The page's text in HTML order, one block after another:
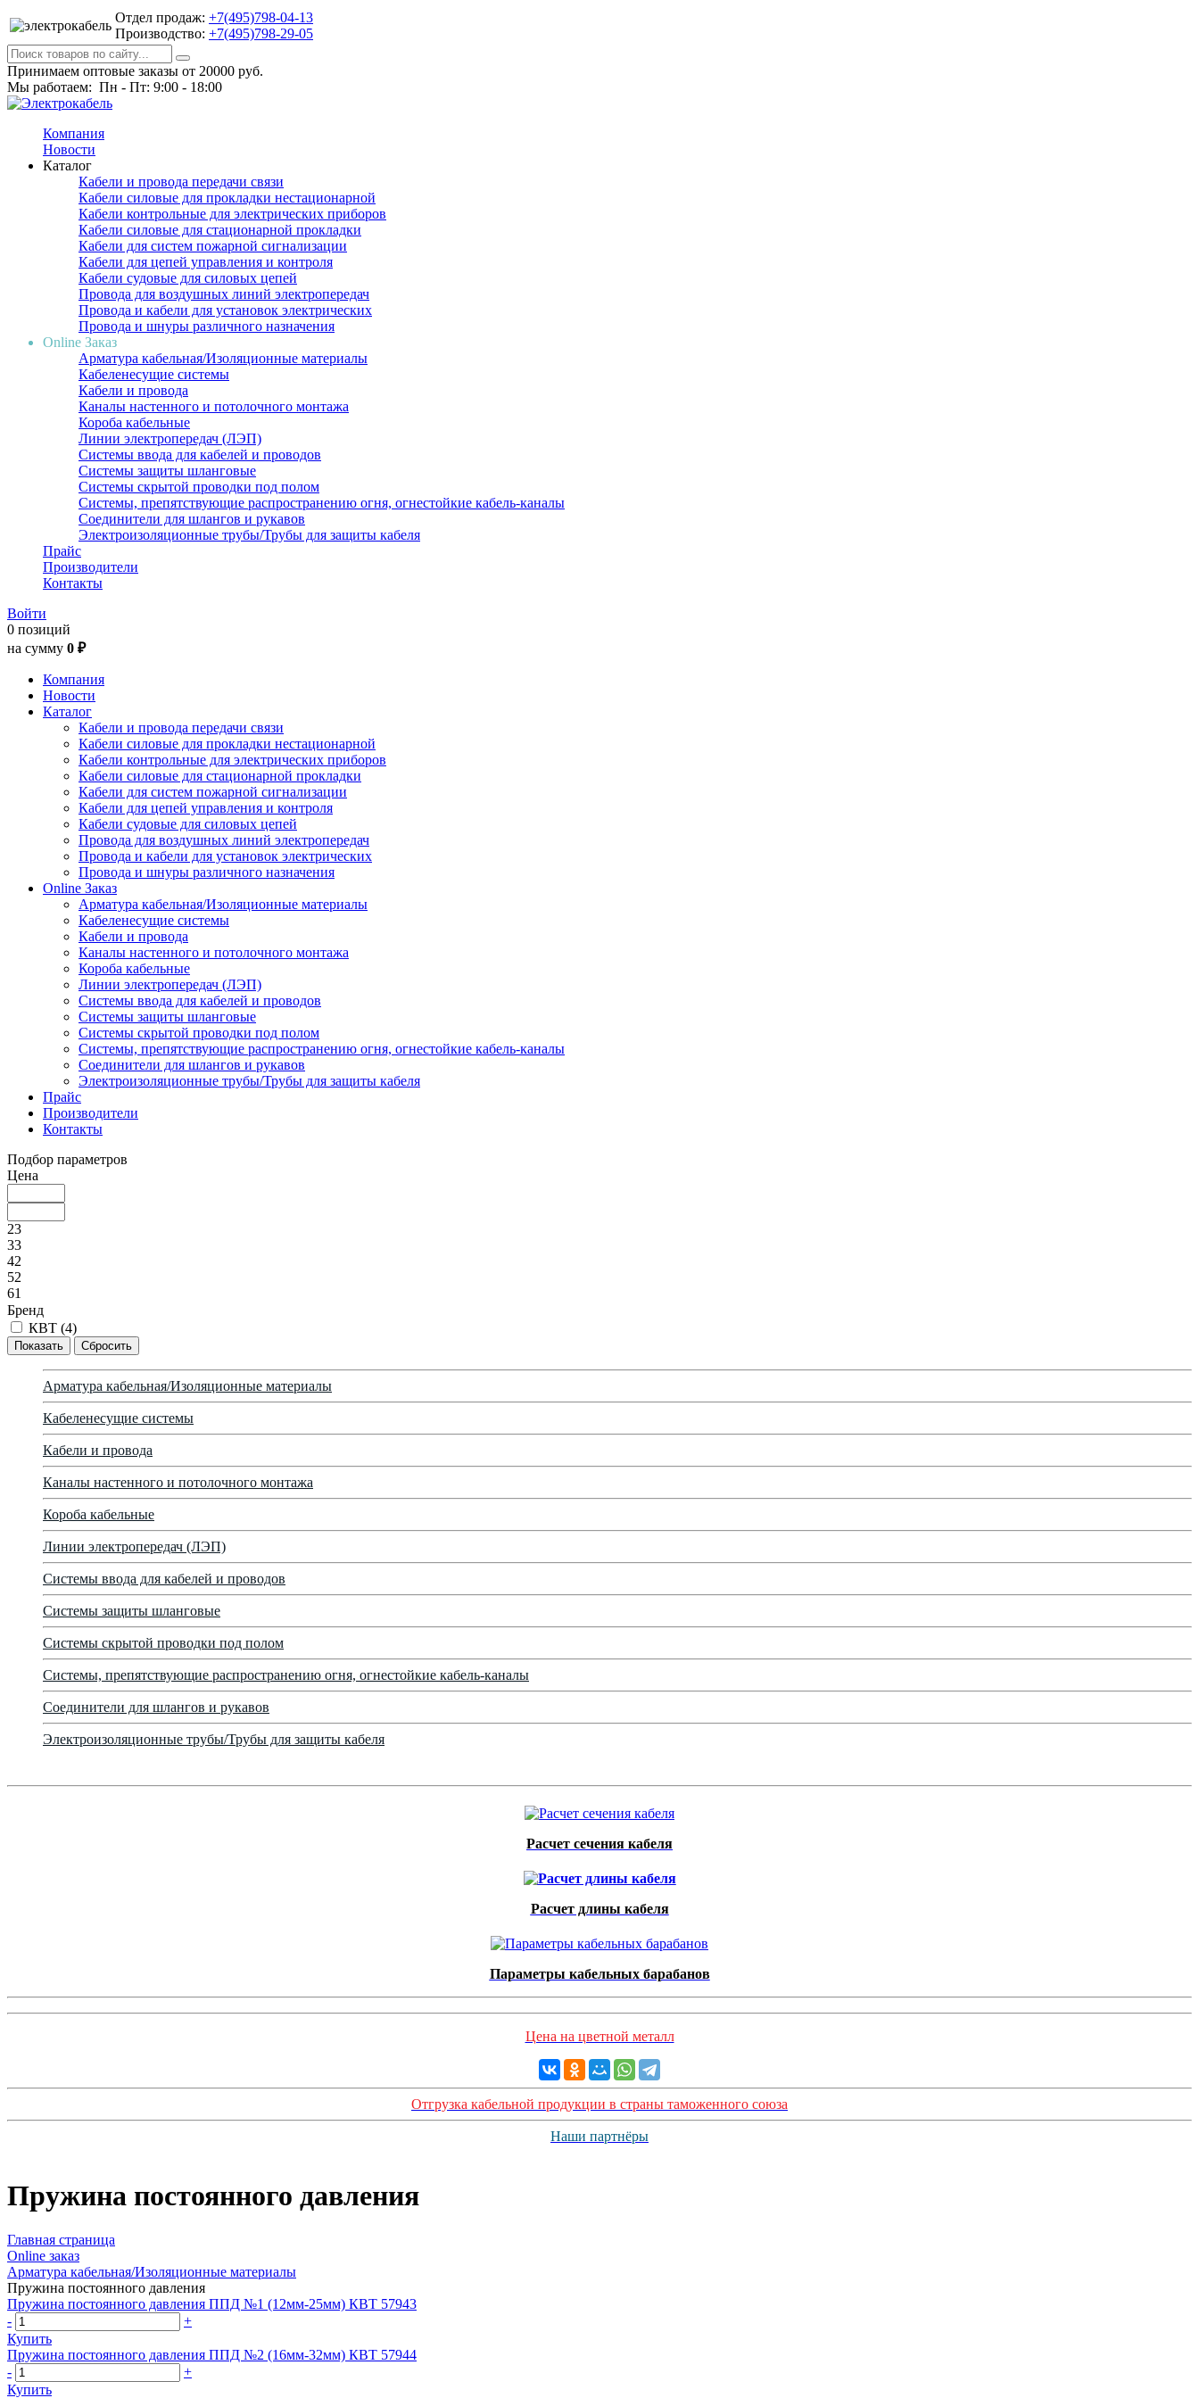
Отдел продаж: +7(495)798-04-13
Производство: +7(495)798-29-05
Принимаем оптовые заказы от 20000 руб.
Мы работаем: Пн - Пт: 9:00 - 18:00
Компания
Новости
Каталог
Кабели и провода передачи связи
Кабели силовые для прокладки нестационарной
Кабели контрольные для электрических приборов
Кабели силовые для стационарной прокладки
Кабели для систем пожарной сигнализации
Кабели для цепей управления и контроля
Кабели судовые для силовых цепей
Провода для воздушных линий электропередач
Провода и кабели для установок электрических
Провода и шнуры различного назначения
Online Заказ
Арматура кабельная/Изоляционные материалы
Кабеленесущие системы
Кабели и провода
Каналы настенного и потолочного монтажа
Короба кабельные
Линии электропередач (ЛЭП)
Системы ввода для кабелей и проводов
Системы защиты шланговые
Системы скрытой проводки под полом
Системы, препятствующие распространению огня, огнестойкие кабель-каналы
Соединители для шлангов и рукавов
Электроизоляционные трубы/Трубы для защиты кабеля
Прайс
Производители
Контакты
Войти
0 позиций
на сумму 0 ₽
Компания
Новости
Каталог
Кабели и провода передачи связи
Кабели силовые для прокладки нестационарной
Кабели контрольные для электрических приборов
Кабели силовые для стационарной прокладки
Кабели для систем пожарной сигнализации
Кабели для цепей управления и контроля
Кабели судовые для силовых цепей
Провода для воздушных линий электропередач
Провода и кабели для установок электрических
Провода и шнуры различного назначения
Online Заказ
Арматура кабельная/Изоляционные материалы
Кабеленесущие системы
Кабели и провода
Каналы настенного и потолочного монтажа
Короба кабельные
Линии электропередач (ЛЭП)
Системы ввода для кабелей и проводов
Системы защиты шланговые
Системы скрытой проводки под полом
Системы, препятствующие распространению огня, огнестойкие кабель-каналы
Соединители для шлангов и рукавов
Электроизоляционные трубы/Трубы для защиты кабеля
Прайс
Производители
Контакты
Подбор параметров
Цена
23
33
42
52
61
Бренд
КВТ (4)
Арматура кабельная/Изоляционные материалы
Кабеленесущие системы
Кабели и провода
Каналы настенного и потолочного монтажа
Короба кабельные
Линии электропередач (ЛЭП)
Системы ввода для кабелей и проводов
Системы защиты шланговые
Системы скрытой проводки под полом
Системы, препятствующие распространению огня, огнестойкие кабель-каналы
Соединители для шлангов и рукавов
Электроизоляционные трубы/Трубы для защиты кабеля
Расчет сечения кабеля
Расчет длины кабеля
Параметры кабельных барабанов
Цена на цветной металл
Отгрузка кабельной продукции в страны таможенного союза
Наши партнёры
Пружина постоянного давления
Главная страница
Оnline заказ
Арматура кабельная/Изоляционные материалы
Пружина постоянного давления
Пружина постоянного давления ППД №1 (12мм-25мм) КВТ 57943
-
+
Купить
Пружина постоянного давления ППД №2 (16мм-32мм) КВТ 57944
-
+
Купить